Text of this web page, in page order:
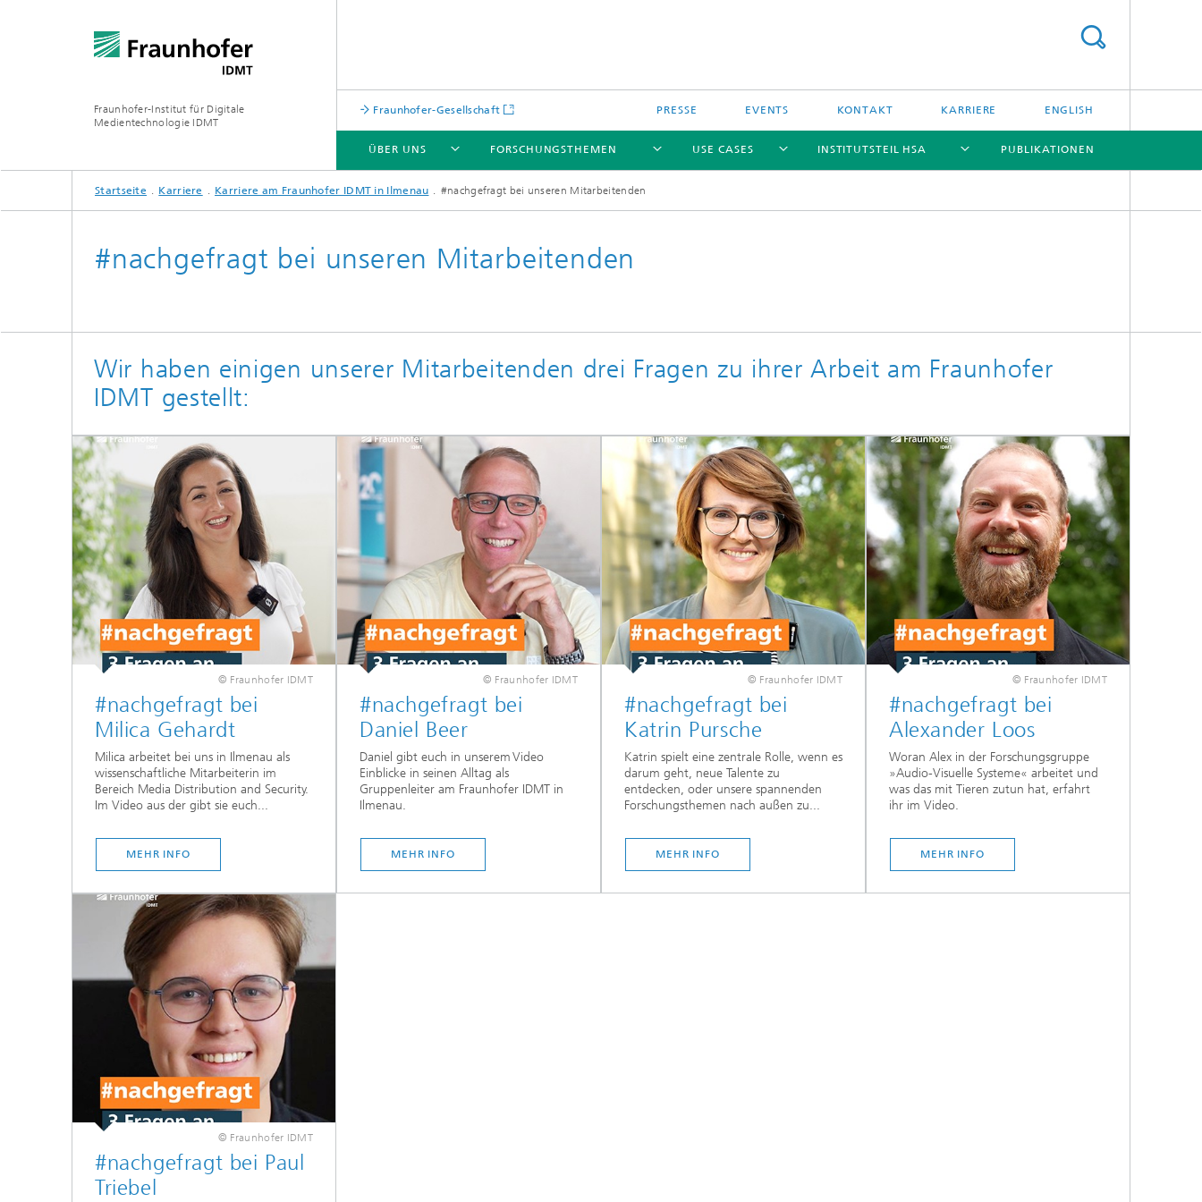
Fraunhofer-Institut für Digitale
Medientechnologie IDMT
Fraunhofer-Gesellschaft PRESSE EVENTS KONTAKT KARRIERE ENGLISH
ÜBER UNS
ÜBER UNS
FORSCHUNGSTHEMEN
FORSCHUNGSTHEMEN
USE CASES
USE CASES
INSTITUTSTEIL HSA
INSTITUTSTEIL HSA
Individuelle Klangqualität und gute
Sprachverständlichkeit
PUBLIKATIONEN
Startseite Karriere Karriere am Fraunhofer IDMT in Ilmenau #nachgefragt bei unseren Mitarbeitenden
#nachgefragt bei unseren Mitarbeitenden
Wir haben einigen unserer Mitarbeitenden drei Fragen zu ihrer Arbeit am Fraunhofer
IDMT gestellt:
© Fraunhofer IDMT
#nachgefragt bei
Milica Gehardt
Milica arbeitet bei uns in Ilmenau als
wissenschaftliche Mitarbeiterin im
Bereich Media Distribution and Security.
Im Video aus der gibt sie euch...
MEHR INFO
© Fraunhofer IDMT
#nachgefragt bei
Daniel Beer
Daniel gibt euch in unserem Video
Einblicke in seinen Alltag als
Gruppenleiter am Fraunhofer IDMT in
Ilmenau.
MEHR INFO
© Fraunhofer IDMT
#nachgefragt bei
Katrin Pursche
Katrin spielt eine zentrale Rolle, wenn es
darum geht, neue Talente zu
entdecken, oder unsere spannenden
Forschungsthemen nach außen zu...
MEHR INFO
© Fraunhofer IDMT
#nachgefragt bei
Alexander Loos
Woran Alex in der Forschungsgruppe
»Audio-Visuelle Systeme« arbeitet und
was das mit Tieren zutun hat, erfahrt
ihr im Video.
MEHR INFO
© Fraunhofer IDMT
#nachgefragt bei Paul
Triebel